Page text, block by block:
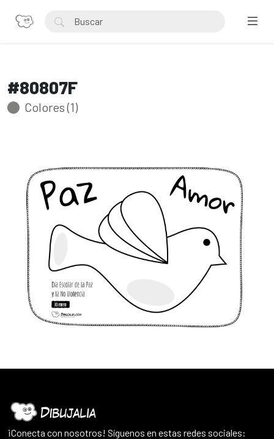
#80807F
Colores (1)
¡Conecta con nosotros! Síguenos en estas redes sociales: